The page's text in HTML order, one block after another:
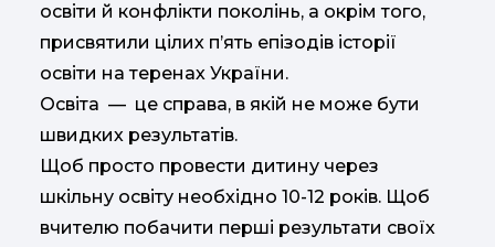
освіти й конфлікти поколінь, а окрім того,
присвятили цілих п’ять епізодів історії
освіти на теренах України.
Освіта — це справа, в якій не може бути
швидких результатів.
Щоб просто провести дитину через
шкільну освіту необхідно 10-12 років. Щоб
вчителю побачити перші результати своїх